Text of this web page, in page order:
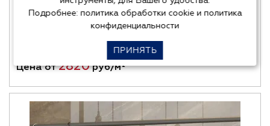
60х60
полированная
Цена от2820руб/м²
Подробнее: политика обработки cookieи политика
конфиденциальности
ПРИНЯТЬ